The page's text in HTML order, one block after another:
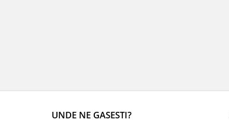
UNDE NE GASESTI?